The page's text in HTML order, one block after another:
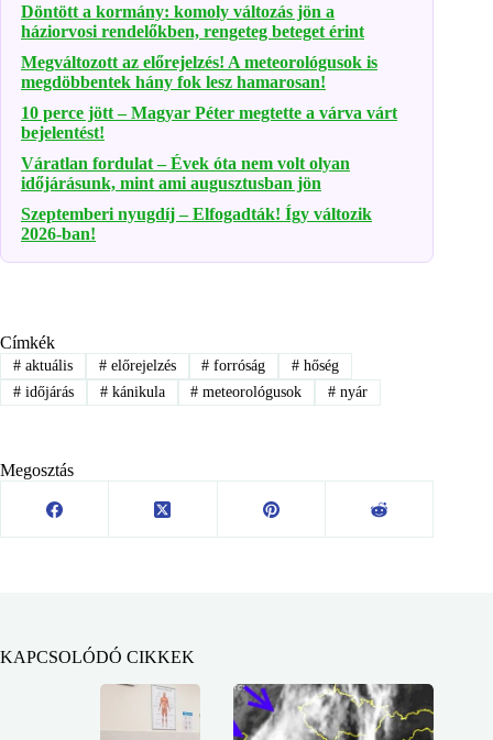
Döntött a kormány: komoly változás jön a
háziorvosi rendelőkben, rengeteg beteget érint
Megváltozott az előrejelzés! A meteorológusok is
megdöbbentek hány fok lesz hamarosan!
10 perce jött – Magyar Péter megtette a várva várt
bejelentést!
Váratlan fordulat – Évek óta nem volt olyan
időjárásunk, mint ami augusztusban jön
Szeptemberi nyugdíj – Elfogadták! Így változik
2026-ban!
Címkék
#aktuális #előrejelzés # forróság # hőség
#időjárás #kánikula # meteorológusok # nyár
Megosztás
KAPCSOLÓDÓ CIKKEK